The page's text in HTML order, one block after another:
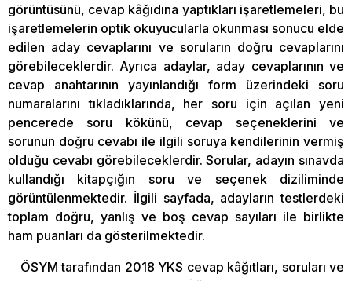
görüntüsünü, cevap kâğıdına yaptıkları işaretlemeleri, bu
işaretlemelerin optik okuyucularla okunması sonucu elde
edilen aday cevaplarını ve soruların doğru cevaplarını
görebileceklerdir. Ayrıca adaylar, aday cevaplarının ve
cevap anahtarının yayınlandığı form üzerindeki soru
numaralarını tıkladıklarında, her soru için açılan yeni
pencerede soru kökünü, cevap seçeneklerini ve
sorunun doğru cevabı ile ilgili soruya kendilerinin vermiş
olduğu cevabı görebileceklerdir. Sorular, adayın sınavda
kullandığı kitapçığın soru ve seçenek diziliminde
görüntülenmektedir. İlgili sayfada, adayların testlerdeki
toplam doğru, yanlış ve boş cevap sayıları ile birlikte
ham puanları da gösterilmektedir.
ÖSYM tarafından 2018 YKS cevap kâğıtları, soruları ve